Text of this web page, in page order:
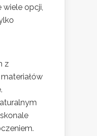
wiele opcji,
z